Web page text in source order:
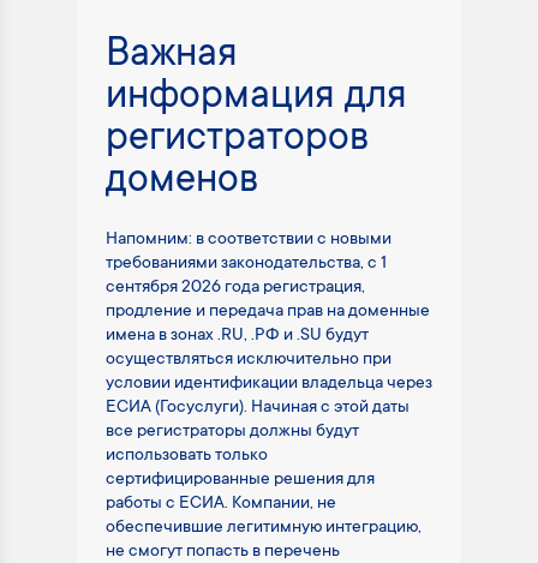
Важная
информация для
регистраторов
доменов
Напомним: в соответствии с новыми
требованиями законодательства, с 1
сентября 2026 года регистрация,
продление и передача прав на доменные
имена в зонах .RU, .РФ и .SU будут
осуществляться исключительно при
условии идентификации владельца через
ЕСИА (Госуслуги). Начиная с этой даты
все регистраторы должны будут
использовать только
сертифицированные решения для
работы с ЕСИА. Компании, не
обеспечившие легитимную интеграцию,
не смогут попасть в перечень